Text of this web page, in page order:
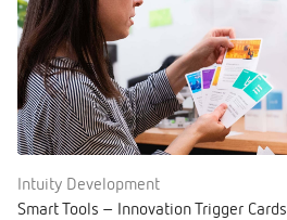
Intuity Development
Smart Tools – Innovation Trigger Cards